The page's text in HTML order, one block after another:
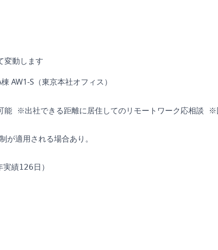
変動します
AW1-S（東京本社オフィス）
※出社できる距離に居住してのリモートワーク応相談 ※
適用される場合あり。
績126日）